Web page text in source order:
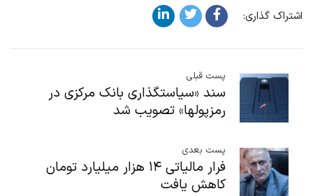
اشتراک گذاری:
پست قبلی
سند «سیاستگذاری بانک مرکزی در
رمزپولها» تصویب شد
پست بعدی
فرار مالیاتی ۱۴ هزار میلیارد تومان
کاهش یافت